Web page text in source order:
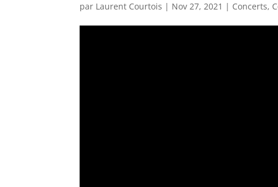
par Laurent Courtois | Nov 27, 2021 | Concerts,